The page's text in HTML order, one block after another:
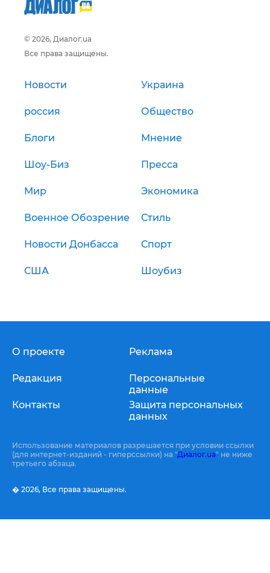
© 2026, Диалог.ua
Все права защищены.
Новости Украина
россия Общество
Блоги Мнение
Шоу-Биз Пресса
Мир Экономика
Военное Обозрение Стиль
Новости Донбасса Спорт
США Шоубиз
О проекте
Редакция
Контакты
Реклама
Персональные
данные
Защита персональных
данных
Использование материалов разрешается при условии ссылки
(для интернет-изданий - гиперссылки) на "Диалог.ua" не ниже
третьего абзаца.
� 2026, Все права защищены.